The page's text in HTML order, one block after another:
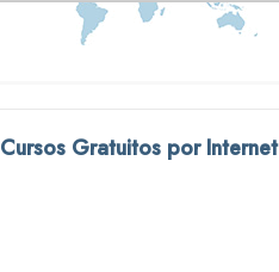
Cursos Gratuitos por Internet